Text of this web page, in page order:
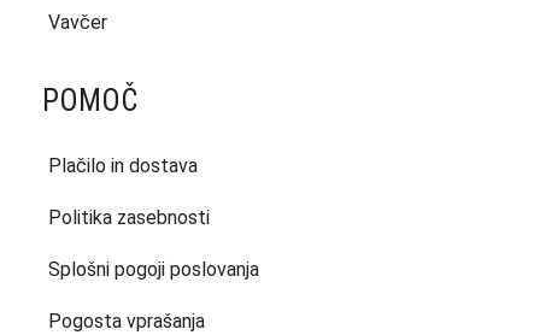
Vavčer
POMOČ
Plačilo in dostava
Politika zasebnosti
Splošni pogoji poslovanja
Pogosta vprašanja